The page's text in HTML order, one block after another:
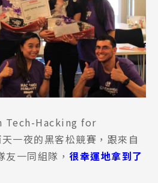
Tech-Hacking for
一夜的黑客松競賽，跟來自
一同組隊， 很幸運地拿到了